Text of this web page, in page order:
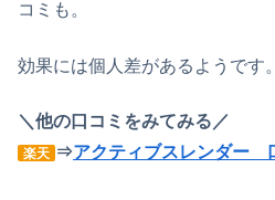
コミも。
効果には個人差があるようです。
＼他の口コミをみてみる／
楽天 ⇒アクティブスレンダー